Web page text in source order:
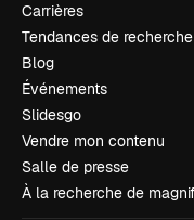
Carrières
Tendances de recherche
Blog
Événements
Slidesgo
Vendre mon contenu
Salle de presse
À la recherche de